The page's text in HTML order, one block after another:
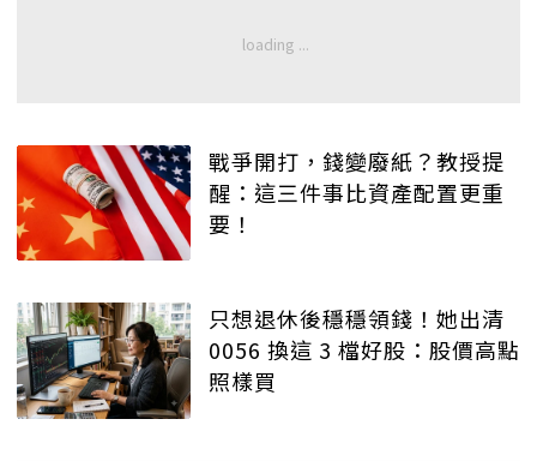
戰爭開打，錢變廢紙？教授提
醒：這三件事比資產配置更重
要！
只想退休後穩穩領錢！她出清
0056 換這 3 檔好股：股價高點
照樣買